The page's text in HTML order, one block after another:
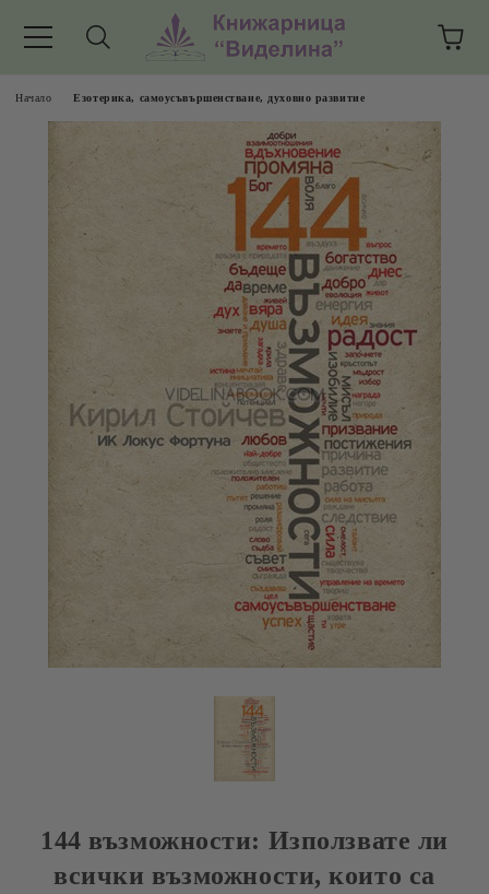
Начало Езотерика, самоусъвършенстване, духовно развитие
144 възможности: Използвате ли
всички възможности, които са